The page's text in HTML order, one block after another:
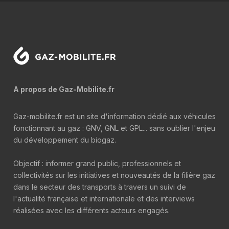
A propos de Gaz-Mobilite.fr
Gaz-mobilite.fr est un site d'information dédié aux véhicules
fonctionnant au gaz : GNV, GNL et GPL... sans oublier l'enjeu
du développement du biogaz.
Objectif : informer grand public, professionnels et
collectivités sur les initiatives et nouveautés de la filière gaz
dans le secteur des transports à travers un suivi de
l'actualité française et internationale et des interviews
réalisées avec les différents acteurs engagés.